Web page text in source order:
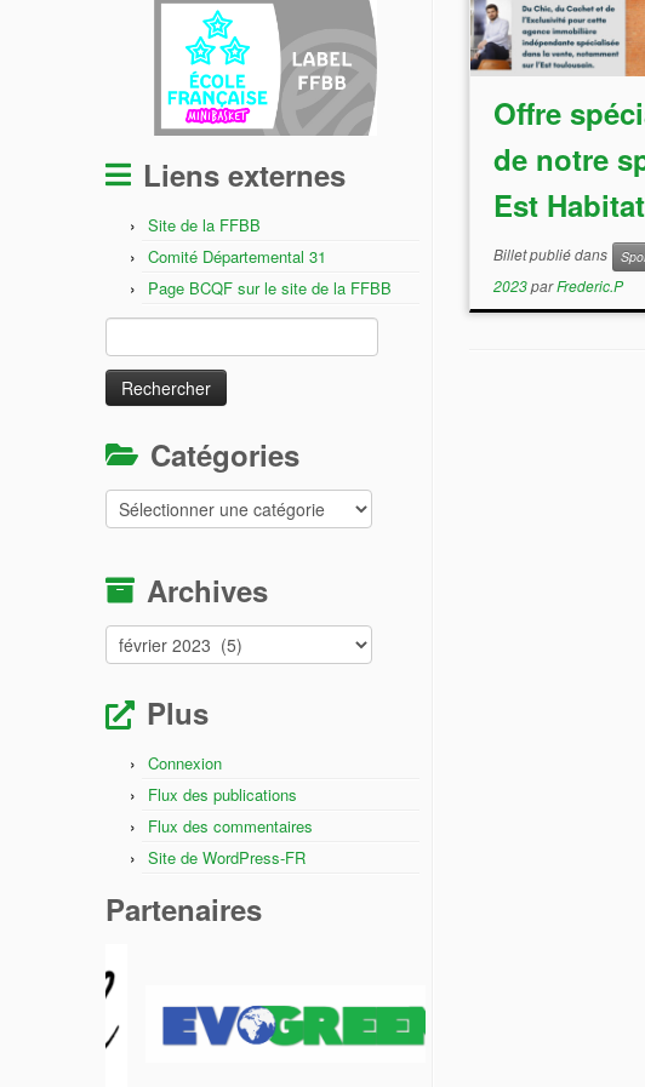
Liens externes
Site de la FFBB
Comité Départemental 31
Page BCQF sur le site de la FFBB
Catégories
Catégories
Archives
Archives
Plus
Connexion
Flux des publications
Flux des commentaires
Site de WordPress-FR
Partenaires
Offre
de notre
Est Habitat
Billet publié dans
2023parFrederic.P